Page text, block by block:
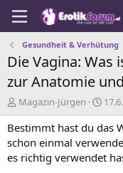
Gesundheit & Verhütung
Die Vagina: Was
zur Anatomie
A
u
t
o
Magazin-Jürgen
E
r
s
c
h
e
Bestimmt hast du das
schon einmal
es richtig verwendet